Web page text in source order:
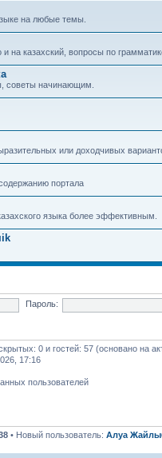
на любые темы.
на казахский, вопросы по
советы начинающим.
или доходчивых
портала
языка более эффективным.
Пароль:
0 и гостей: 57 (основано на
17:16
пользователей
• Новый пользователь: Алуа